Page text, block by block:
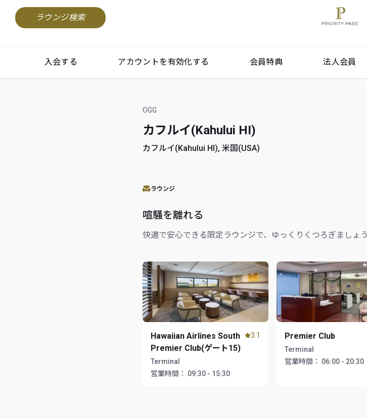
ラウンジ検索
入会する アカウントを有効化する 会員特典 法人会員
OGG
カフルイ(Kahului HI)
カフルイ(Kahului HI), 米国(USA)
ラウンジ
喧騒を離れる
快適で安心できる限定ラウンジで、ゆっくりくつろぎましょう
Hawaiian Airlines South
Premier Club(ゲート15)
Terminal
営業時間：
09:30 - 15:30
3.1 Premier Club
Terminal
営業時間：
06:00 - 20:30